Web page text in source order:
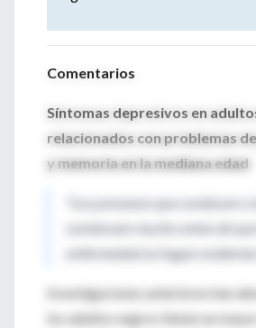
Comentarios
Síntomas depresivos en
relacionados con problemas
y memoria en la mediana edad
"Los procesos que conducen a
comienzan mucho antes de
enfermedad se hagan evidentes”
Investigaciones anteriores han
los adultos negros tienen un